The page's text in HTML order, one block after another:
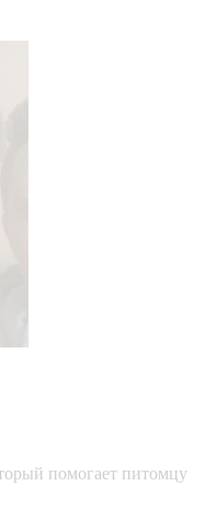
помогает питомцу